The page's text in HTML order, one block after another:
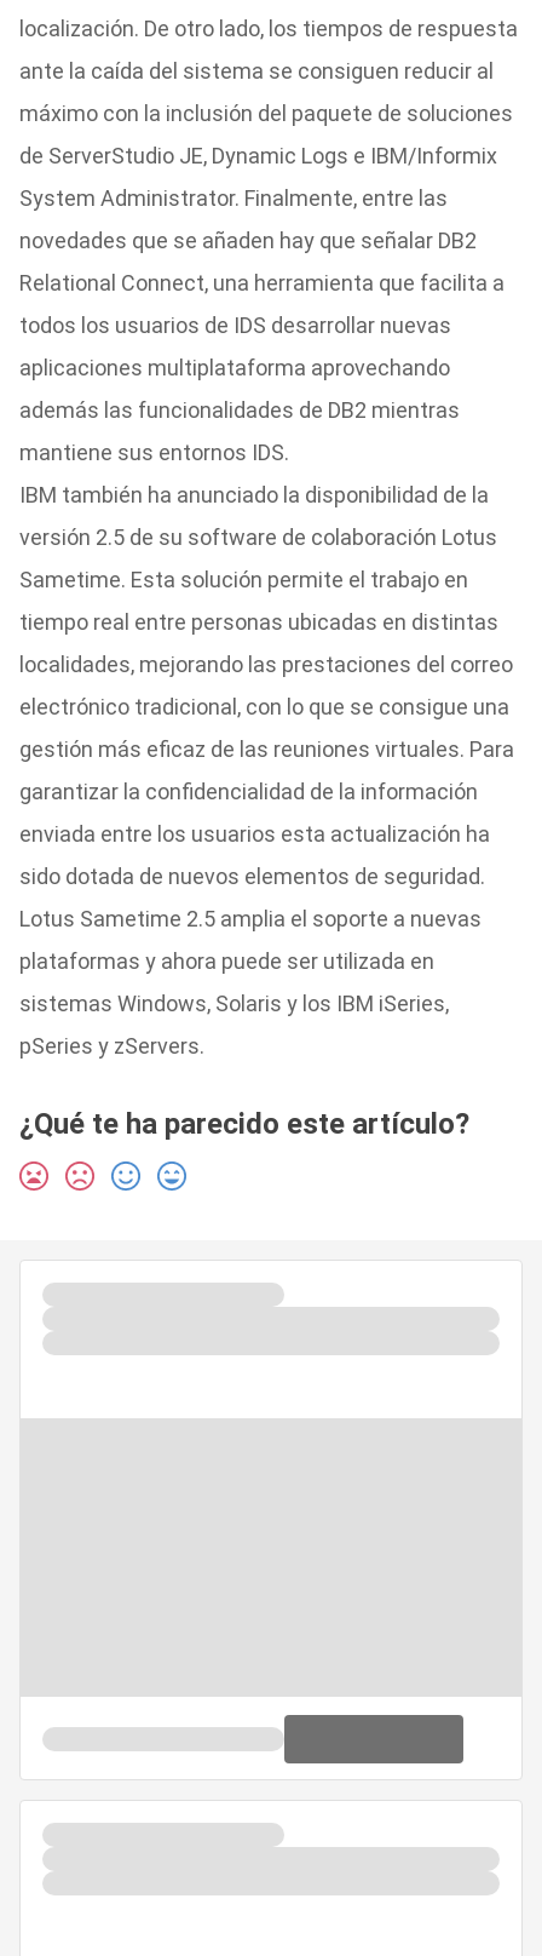
localización. De otro lado, los tiempos de respuesta
ante la caída del sistema se consiguen reducir al
máximo con la inclusión del paquete de soluciones
de ServerStudio JE, Dynamic Logs e IBM/Informix
System Administrator. Finalmente, entre las
novedades que se añaden hay que señalar DB2
Relational Connect, una herramienta que facilita a
todos los usuarios de IDS desarrollar nuevas
aplicaciones multiplataforma aprovechando
además las funcionalidades de DB2 mientras
mantiene sus entornos IDS.
IBM también ha anunciado la disponibilidad de la
versión 2.5 de su software de colaboración Lotus
Sametime. Esta solución permite el trabajo en
tiempo real entre personas ubicadas en distintas
localidades, mejorando las prestaciones del correo
electrónico tradicional, con lo que se consigue una
gestión más eficaz de las reuniones virtuales. Para
garantizar la confidencialidad de la información
enviada entre los usuarios esta actualización ha
sido dotada de nuevos elementos de seguridad.
Lotus Sametime 2.5 amplia el soporte a nuevas
plataformas y ahora puede ser utilizada en
sistemas Windows, Solaris y los IBM iSeries,
pSeries y zServers.
¿Qué te ha parecido este artículo?